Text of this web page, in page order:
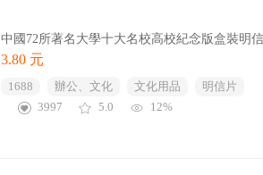
中國72所著名大學十大名校高校紀念版盒裝明
3.80 元
1688 辦公、文化 文化用品
明信片
3997
5.0 12%